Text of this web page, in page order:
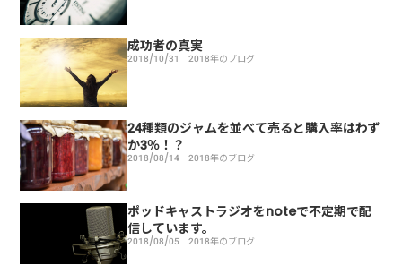
成功者の真実
2018/10/31 2018年のブログ
24種類のジャムを並べて売ると購入率はわず
か3％！？
2018/08/14 2018年のブログ
ポッドキャストラジオをnoteで不定期で配
信しています。
2018/08/05 2018年のブログ